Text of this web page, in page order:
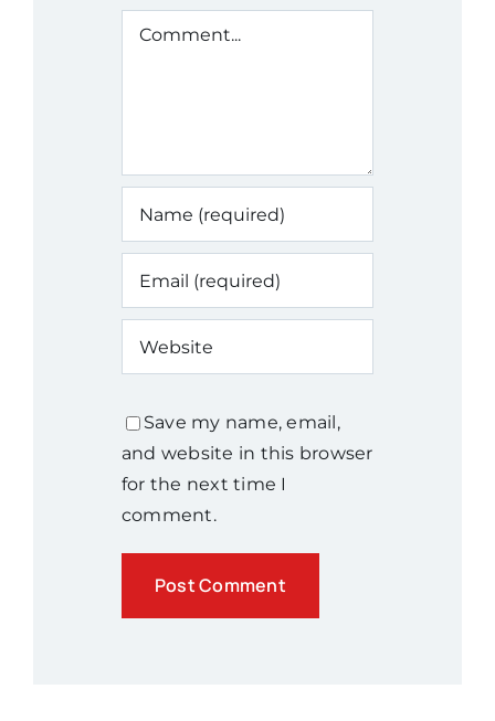
Comment
Save my name, email,
and website in this browser
for the next time I
comment.